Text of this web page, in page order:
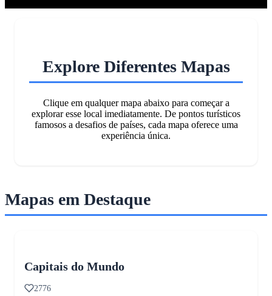
Explore Diferentes Mapas
Clique em qualquer mapa abaixo para começar a
explorar esse local imediatamente. De pontos turísticos
famosos a desafios de países, cada mapa oferece uma
experiência única.
Mapas em Destaque
Capitais do Mundo
2776